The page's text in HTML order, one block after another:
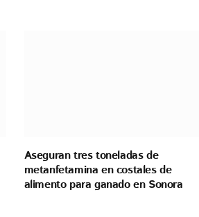
Aseguran tres toneladas de
metanfetamina en costales de
alimento para ganado en Sonora